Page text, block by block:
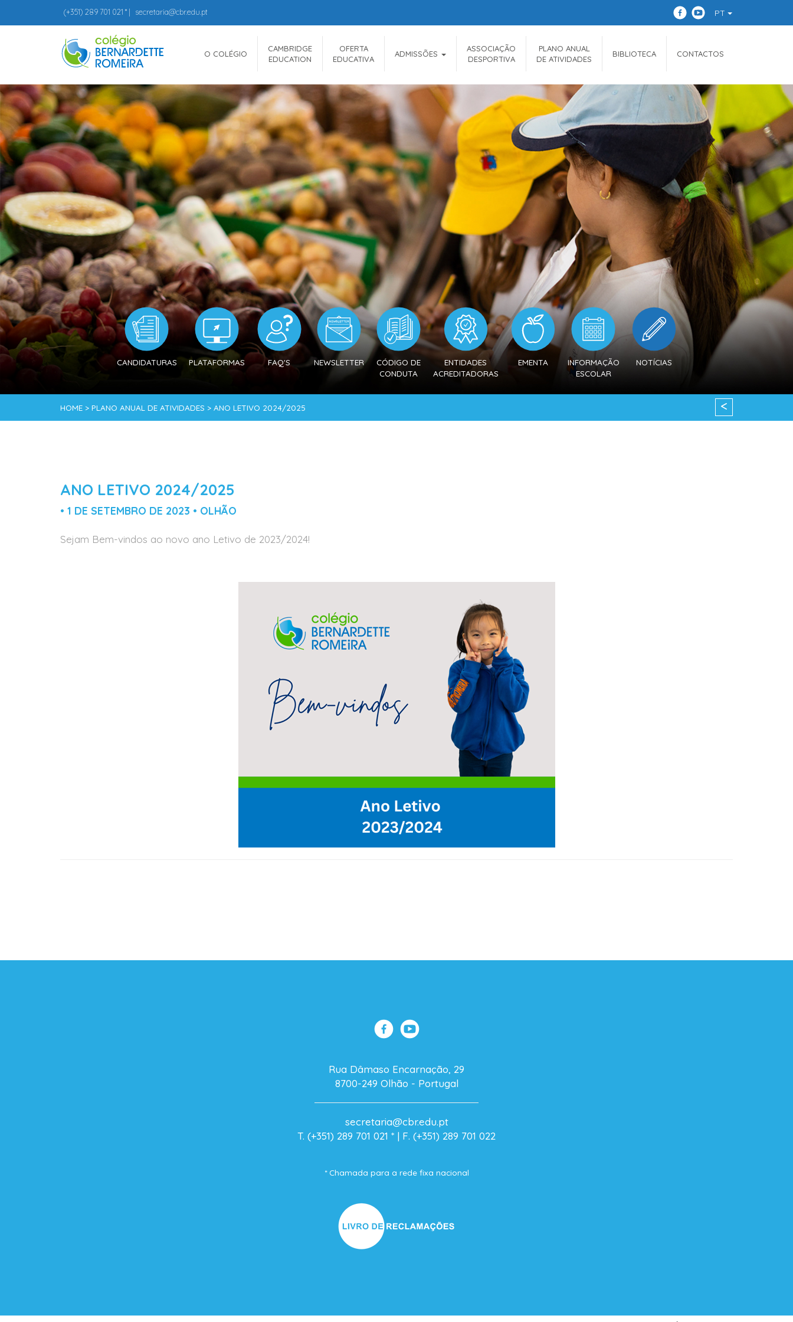
(+351) 289 701 021 * | secretaria@cbr.edu.pt PT
O COLÉGIO
CAMBRIDGE
EDUCATION
OFERTA
EDUCATIVA
ADMISSÕES
ASSOCIAÇÃO
DESPORTIVA
PLANO ANUAL
DE ATIVIDADES
BIBLIOTECA CONTACTOS
CANDIDATURAS PLATAFORMAS FAQ'S NEWSLETTER
CÓDIGO DE
CONDUTA
ENTIDADES
ACREDITADORAS
EMENTA
INFORMAÇÃO
ESCOLAR
NOTÍCIAS
HOME > PLANO ANUAL DE ATIVIDADES > ANO LETIVO 2024/2025 <
ANO LETIVO 2024/2025
• 1 DE SETEMBRO DE 2023 • OLHÃO
Sejam Bem-vindos ao novo ano Letivo de 2023/2024!
Rua Dâmaso Encarnação, 29
8700-249 Olhão - Portugal
secretaria@cbr.edu.pt
T. (+351) 289 701 021 * | F. (+351) 289 701 022
* Chamada para a rede fixa nacional